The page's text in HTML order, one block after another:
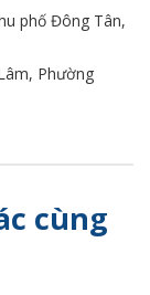
phố Đông Tân,
Phường
cùng